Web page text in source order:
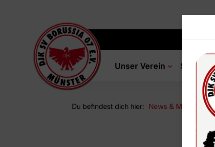
Unser Verein
Du befindest dich hier: News & Media